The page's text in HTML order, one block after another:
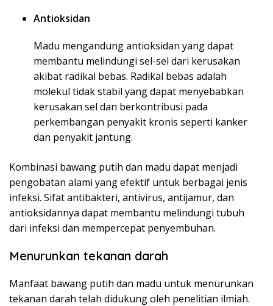
Antioksidan
Madu mengandung antioksidan yang dapat
membantu melindungi sel-sel dari kerusakan
akibat radikal bebas. Radikal bebas adalah
molekul tidak stabil yang dapat menyebabkan
kerusakan sel dan berkontribusi pada
perkembangan penyakit kronis seperti kanker
dan penyakit jantung.
Kombinasi bawang putih dan madu dapat menjadi
pengobatan alami yang efektif untuk berbagai jenis
infeksi. Sifat antibakteri, antivirus, antijamur, dan
antioksidannya dapat membantu melindungi tubuh
dari infeksi dan mempercepat penyembuhan.
Menurunkan tekanan darah
Manfaat bawang putih dan madu untuk menurunkan
tekanan darah telah didukung oleh penelitian ilmiah.